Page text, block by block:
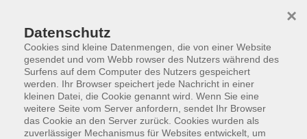
Menu of Selected Pages
Home
Subpages
Datenschutz
Cookies sind kleine Datenmengen, die von einer Website
gesendet und vom Webb rowser des Nutzers während des
Surfens auf dem Computer des Nutzers gespeichert
werden. Ihr Browser speichert jede Nachricht in einer
kleinen Datei, die Cookie genannt wird. Wenn Sie eine
weitere Seite vom Server anfordern, sendet Ihr Browser
das Cookie an den Server zurück. Cookies wurden als
zuverlässiger Mechanismus für Websites entwickelt, um
×